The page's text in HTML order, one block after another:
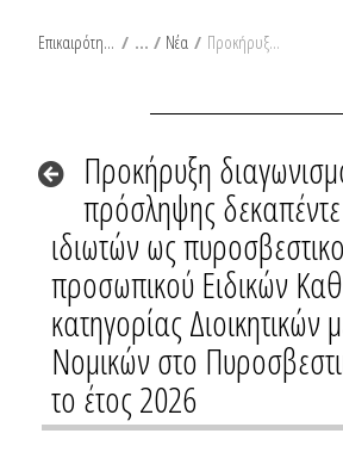
Επικαιρότητα / Νέα / Προκήρυξη διαγωνισμού πρόσληψης δεκαπέντε (15) ιδιωτών ως πυροσβεστικού προσωπικού Ειδικών Καθηκόντων κατηγορίας Διοικητικών με ειδικότητα Νομικών στο Πυροσβεστικό Σώμα για το έτος 2026
Προκήρυξη
πρόσληψης
ιδιωτών ως
προσωπικού Ειδικών
κατηγορίας Διοικητικών
Νομικών στο
το έτος 2026